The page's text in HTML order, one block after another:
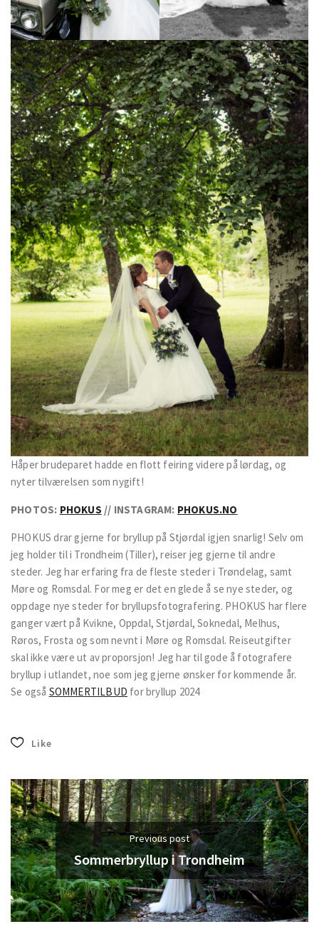
Håper brudeparet hadde en flott feiring videre på lørdag, og
nyter tilværelsen som nygift!
PHOTOS: PHOKUS // INSTAGRAM: PHOKUS.NO
PHOKUS drar gjerne for bryllup på Stjørdal igjen snarlig! Selv om
jeg holder til i Trondheim (Tiller), reiser jeg gjerne til andre
steder. Jeg har erfaring fra de fleste steder i Trøndelag, samt
Møre og Romsdal. For meg er det en glede å se nye steder, og
oppdage nye steder for bryllupsfotografering. PHOKUS har flere
ganger vært på Kvikne, Oppdal, Stjørdal, Soknedal, Melhus,
Røros, Frosta og som nevnt i Møre og Romsdal. Reiseutgifter
skal ikke være ut av proporsjon! Jeg har til gode å fotografere
bryllup i utlandet, noe som jeg gjerne ønsker for kommende år.
Se også SOMMERTILBUD for bryllup 2024
Like
Previous post
Sommerbryllup i Trondheim